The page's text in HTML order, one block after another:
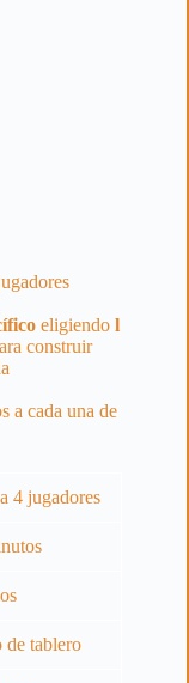
eligiendo l
construir
a cada una de
4 jugadores
de tablero